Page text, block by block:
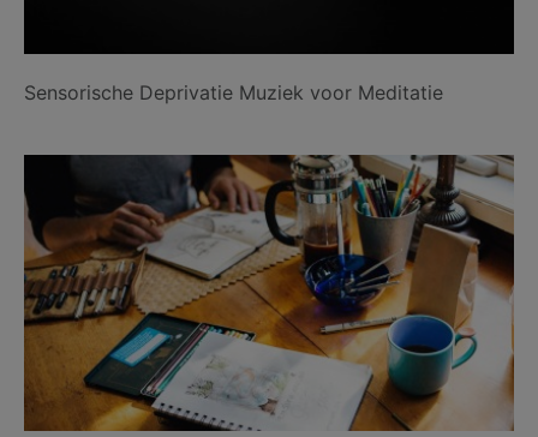
Sensorische Deprivatie Muziek voor Meditatie